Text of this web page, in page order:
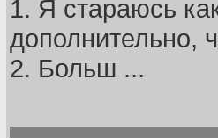
1. Я стараюсь
дополнительно,
2. Больш ...